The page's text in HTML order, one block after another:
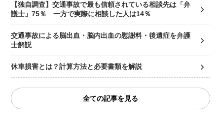
【独自調査】交通事故で最も信頼されている相談先は「弁
護士」75％ 一方で実際に相談した人は14％
交通事故による脳出血・脳内出血の慰謝料・後遺症を弁護
士解説
休車損害とは？計算方法と必要書類を解説
全ての記事を見る